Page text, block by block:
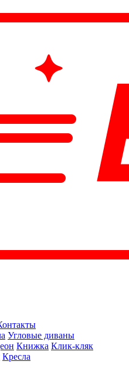
Угловые диваны
Книжка Клик-кляк
Кресла